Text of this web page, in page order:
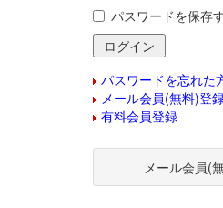
パスワードを保存
パスワードを忘れた
メール会員(無料)登
有料会員登録
メール会員(